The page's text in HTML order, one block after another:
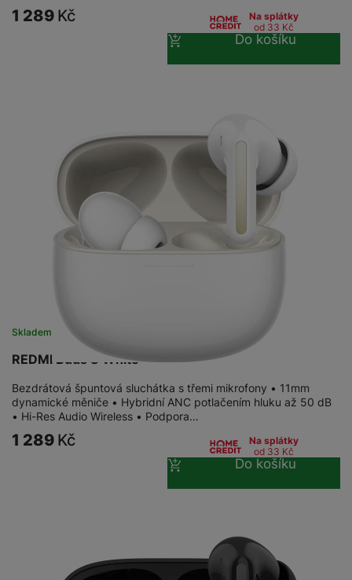
1 289 Kč
Na splátky
od 33 Kč
Do košíku
REDMI Buds 8 White
Skladem na 1 prodejně
Bezdrátová špuntová sluchátka s třemi mikrofony • 11mm
dynamické měniče • Hybridní ANC potlačením hluku až 50 dB
• Hi-Res Audio Wireless • Podpora…
1 289 Kč
Na splátky
od 33 Kč
Do košíku